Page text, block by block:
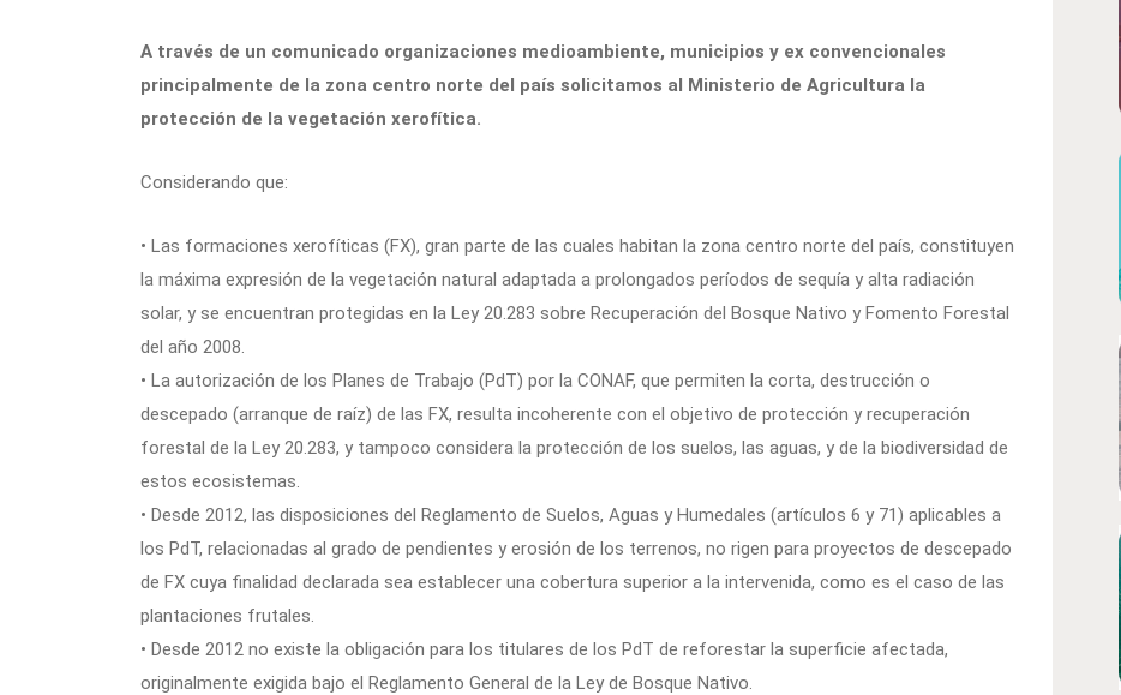
A través de un comunicado organizaciones medioambiente, municipios y ex convencionales
principalmente de la zona centro norte del país solicitamos al Ministerio de Agricultura la
protección de la vegetación xerofítica.
Considerando que:
• Las formaciones xerofíticas (FX), gran parte de las cuales habitan la zona centro norte del país, constituyen
la máxima expresión de la vegetación natural adaptada a prolongados períodos de sequía y alta radiación
solar, y se encuentran protegidas en la Ley 20.283 sobre Recuperación del Bosque Nativo y Fomento Forestal
del año 2008.
• La autorización de los Planes de Trabajo (PdT) por la CONAF, que permiten la corta, destrucción o
descepado (arranque de raíz) de las FX, resulta incoherente con el objetivo de protección y recuperación
forestal de la Ley 20.283, y tampoco considera la protección de los suelos, las aguas, y de la biodiversidad de
estos ecosistemas.
• Desde 2012, las disposiciones del Reglamento de Suelos, Aguas y Humedales (artículos 6 y 71) aplicables a
los PdT, relacionadas al grado de pendientes y erosión de los terrenos, no rigen para proyectos de descepado
de FX cuya finalidad declarada sea establecer una cobertura superior a la intervenida, como es el caso de las
plantaciones frutales.
• Desde 2012 no existe la obligación para los titulares de los PdT de reforestar la superficie afectada,
originalmente exigida bajo el Reglamento General de la Ley de Bosque Nativo.